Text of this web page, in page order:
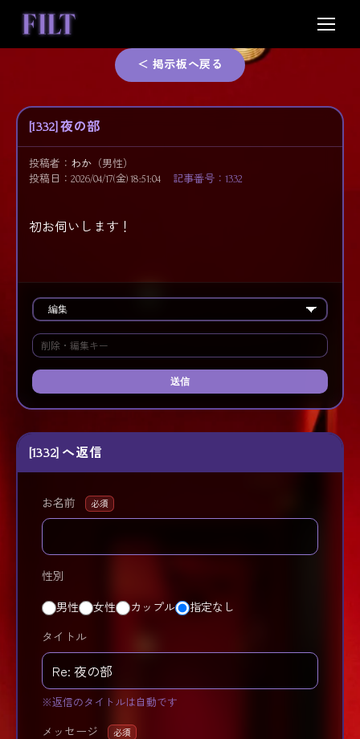
content
＜ 掲示板へ戻る
[1332] 夜の部
投稿者： わか （男性）
投稿日：2026/04/17(金) 18:51:04
記事番号：1332
初お伺いします！
送信
[1332] へ返信
お名前 必須
性別
男性 女性 カップル 指定なし
タイトル
※返信のタイトルは自動です
メッセージ 必須